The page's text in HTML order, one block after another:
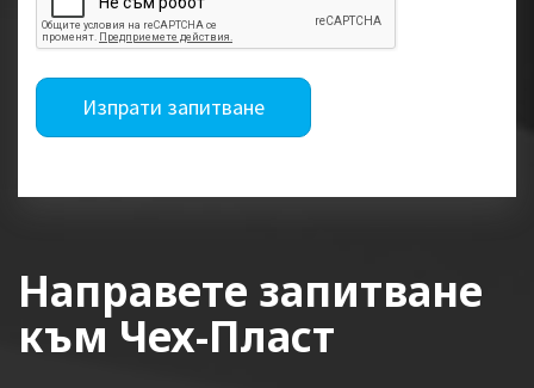
Изпрати запитване
Направете запитване
към Чех-Пласт